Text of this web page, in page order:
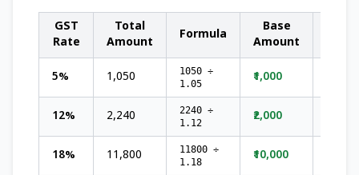
GST
Rate
Total
Amount
Formula
Base
Amount
5% ₹1,050
1050 ÷
1.05
₹1,000
12% ₹2,240
2240 ÷
1.12
₹2,000
18% ₹11,800
11800 ÷
1.18
₹10,000